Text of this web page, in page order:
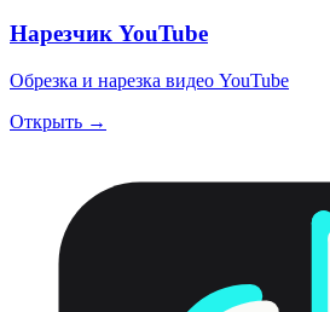
Нарезчик YouTube
Обрезка и нарезка видео YouTube
Открыть →